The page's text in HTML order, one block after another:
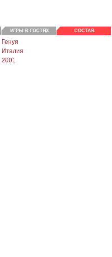
ИГРЫ В ГОСТЯХ СОСТАВ
Генуя
Италия
2001